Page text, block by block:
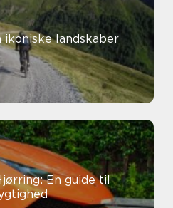
landskaber
En guide til